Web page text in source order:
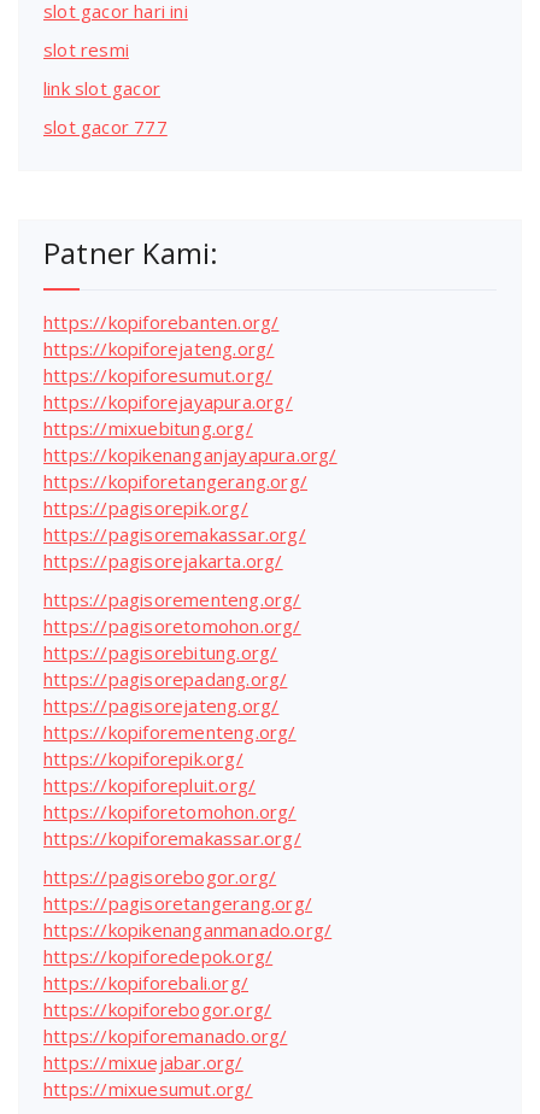
slot gacor hari ini
slot resmi
link slot gacor
slot gacor 777
Patner Kami:
https://kopiforebanten.org/
https://kopiforejateng.org/
https://kopiforesumut.org/
https://kopiforejayapura.org/
https://mixuebitung.org/
https://kopikenanganjayapura.org/
https://kopiforetangerang.org/
https://pagisorepik.org/
https://pagisoremakassar.org/
https://pagisorejakarta.org/
https://pagisorementeng.org/
https://pagisoretomohon.org/
https://pagisorebitung.org/
https://pagisorepadang.org/
https://pagisorejateng.org/
https://kopiforementeng.org/
https://kopiforepik.org/
https://kopiforepluit.org/
https://kopiforetomohon.org/
https://kopiforemakassar.org/
https://pagisorebogor.org/
https://pagisoretangerang.org/
https://kopikenanganmanado.org/
https://kopiforedepok.org/
https://kopiforebali.org/
https://kopiforebogor.org/
https://kopiforemanado.org/
https://mixuejabar.org/
https://mixuesumut.org/